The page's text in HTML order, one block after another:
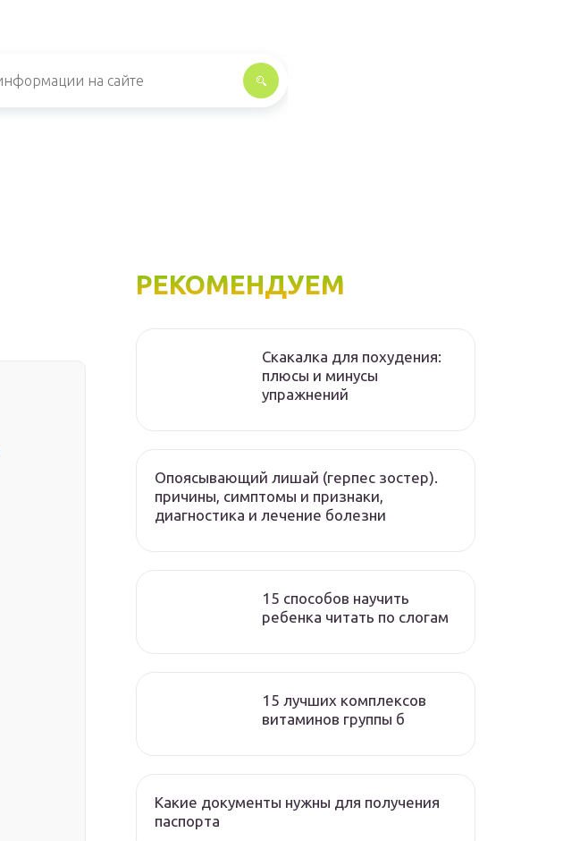
РЕКОМЕНДУЕМ
Скакалка для похудения:
плюсы и минусы
упражнений
Опоясывающий лишай (герпес зостер).
причины, симптомы и признаки,
диагностика и лечение болезни
15 способов научить
ребенка читать по слогам
15 лучших комплексов
витаминов группы б
Какие документы нужны для получения
паспорта